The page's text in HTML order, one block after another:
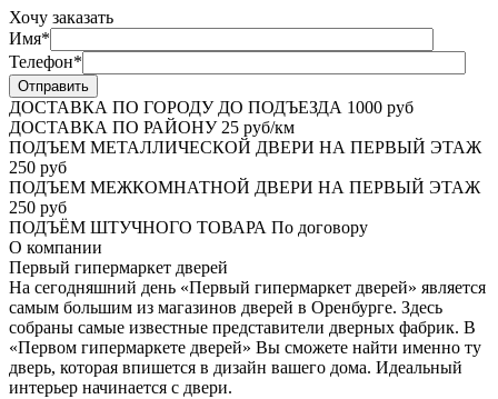
Хочу заказать
Имя*
Телефон*
ДОСТАВКА ПО ГОРОДУ ДО ПОДЪЕЗДА 1000 руб
ДОСТАВКА ПО РАЙОНУ25 руб/км
ПОДЪЕМ МЕТАЛЛИЧЕСКОЙ ДВЕРИ НА ПЕРВЫЙ ЭТАЖ
250 руб
ПОДЪЕМ МЕЖКОМНАТНОЙ ДВЕРИ НА ПЕРВЫЙ ЭТАЖ
250 руб
ПОДЪЁМ ШТУЧНОГО ТОВАРА По договору
О компании
Первый гипермаркет дверей
На сегодняшний день «Первый гипермаркет дверей» является
самым большим из магазинов дверей в Оренбурге. Здесь
собраны самые известные представители дверных фабрик. В
«Первом гипермаркете дверей» Вы сможете найти именно ту
дверь, которая впишется в дизайн вашего дома. Идеальный
интерьер начинается с двери.